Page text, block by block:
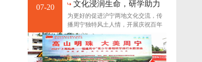
07-20
文化浸润生命，研学助力
成长|2021你好暑假青少年
暑期周宁研学旅行成功举
办
为更好的促进沪宁两地文化交流，传
播周宁独特风土人情，开展庆祝百年
新时代文明实践系列主